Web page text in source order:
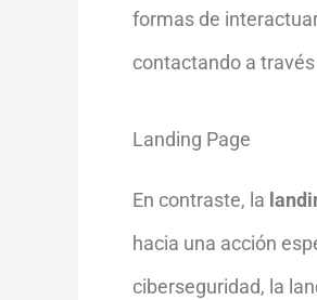
formas de
contactando a
Landing Page
En contraste, la
hacia una acción
ciberseguridad, la